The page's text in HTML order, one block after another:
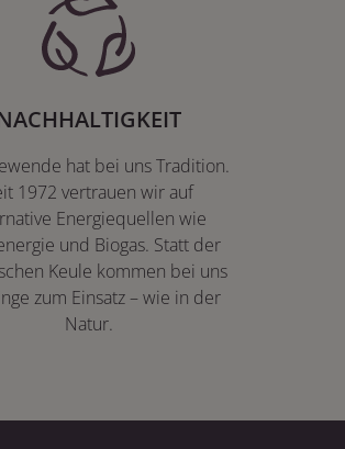
hat bei uns Tradition.
1972 vertrauen wir auf
Energiequellen wie
und Biogas. Statt der
Keule kommen bei uns
zum Einsatz – wie in der
Natur.